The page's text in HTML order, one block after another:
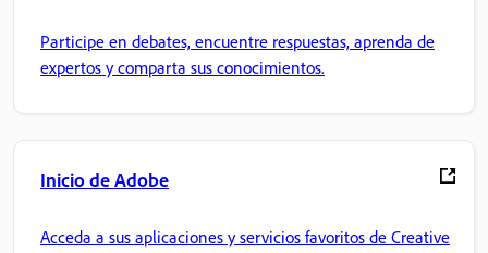
Participe en debates, encuentre respuestas, aprenda de
expertos y comparta sus conocimientos.
Inicio de Adobe
Acceda a sus aplicaciones y servicios favoritos de Creative